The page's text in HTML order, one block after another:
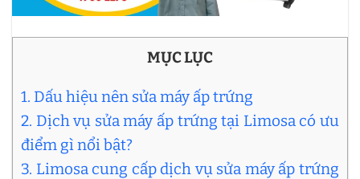
MỤC LỤC
1. Dấu hiệu nên sửa máy ấp trứng
2. Dịch vụ sửa máy ấp trứng tại Limosa có ưu
điểm gì nổi bật?
3. Limosa cung cấp dịch vụ sửa máy ấp trứng